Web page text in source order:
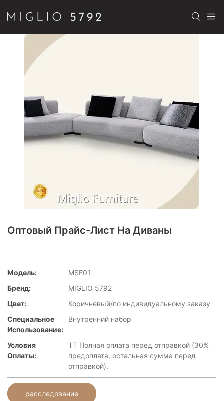
Оптовый Прайс-Лист На Диваны
Модель:
MSF01
Бренд:
MIGLIO 5792
Цвет:
Коричневый/по индивидуальному заказу
Специальное
Использование:
Внутренний набор
Условия
Оплаты:
TT Полная оплата перед отправкой (30%
предоплата, остальная сумма перед
отправкой).
расследование